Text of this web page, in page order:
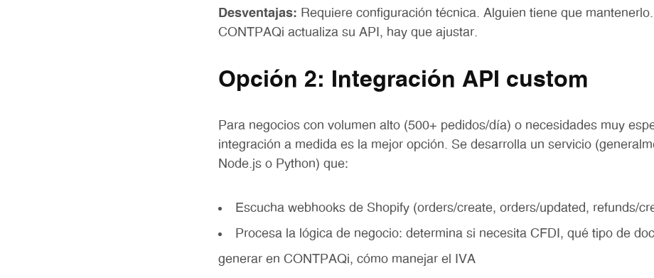
Desventajas: Requiere configuración técnica. Alguien tiene que
CONTPAQi actualiza su API, hay que ajustar.
Opción 2: Integración API custom
Para negocios con volumen alto (500+ pedidos/día) o necesidades muy
integración a medida es la mejor opción. Se desarrolla un servicio
Node.js o Python) que:
Escucha webhooks de Shopify (orders/create, orders/updated, refunds/
Procesa la lógica de negocio: determina si necesita CFDI, qué tipo de
generar en CONTPAQi, cómo manejar el IVA